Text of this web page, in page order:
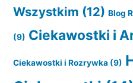
Wszystkim (12) Blog
(9) Ciekawostki i
Ciekawostki i Rozrywka (9)